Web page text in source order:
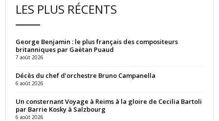
LES PLUS RÉCENTS
George Benjamin : le plus français des compositeurs
britanniques par Gaëtan Puaud
7 août 2026
Décès du chef d’orchestre Bruno Campanella
6 août 2026
Un consternant Voyage à Reims à la gloire de Cecilia Bartoli
par Barrie Kosky à Salzbourg
6 août 2026